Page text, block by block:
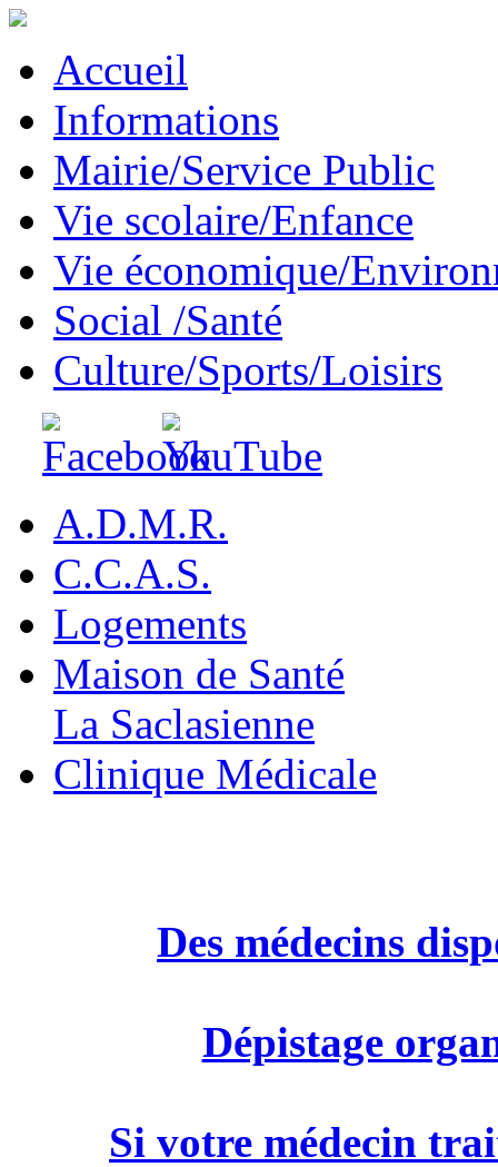
Accueil
Informations
Mairie/Service Public
Vie scolaire/Enfance
Vie économique/
Social /Santé
Culture/Sports/Loisirs
A.D.M.R.
C.C.A.S.
Logements
Maison de Santé
La Saclasienne
Clinique Médicale
Des médecins
Dépistage
Si votre médecin